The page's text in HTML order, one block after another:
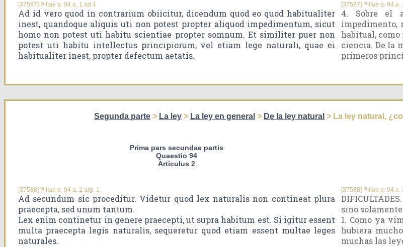
[37587] Iª-IIae q. 94 a. 1 ad 4
Ad id vero quod in contrarium obiicitur, dicendum quod eo quod habitualiter
inest, quandoque aliquis uti non potest propter aliquod impedimentum, sicut
homo non potest uti habitu scientiae propter somnum. Et similiter puer non
potest uti habitu intellectus principiorum, vel etiam lege naturali, quae ei
habitualiter inest, propter defectum aetatis.
[37587] Iª-IIae q. 94 a.
4. Sobre el
impedimento,
habitual, como
ciencia. De la
primeros
Segunda parte > La ley > La ley en general > De la ley natural > La ley natural,
Prima pars secundae partis
Quaestio 94
Articulus 2
[37588] Iª-IIae q. 94 a. 2 arg. 1
Ad secundum sic proceditur. Videtur quod lex naturalis non contineat plura
praecepta, sed unum tantum.
Lex enim continetur in genere praecepti, ut supra habitum est. Si igitur essent
multa praecepta legis naturalis, sequeretur quod etiam essent multae leges
naturales.
[37588] Iª-IIae q. 94 a.
sino
1. Como ya
hubiera
muchas las